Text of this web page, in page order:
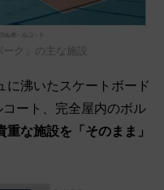
ーク」の主な施設
に沸いたスケートボード
ート、完全屋内のボル
重な施設を「そのまま」